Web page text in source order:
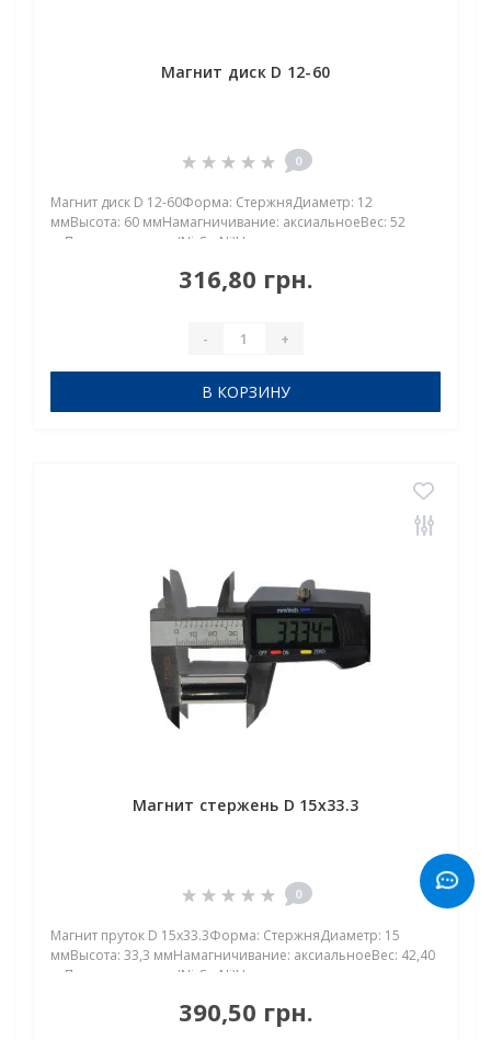
Магнит диск D 12-60
0
Магнит диск D 12-60Форма: СтержняДиаметр: 12
ммВысота: 60 ммНамагничивание: аксиальноеВес: 52
грПокрыт. никель.: (Ni-Cu-Ni)Намагничивание:
до 80°CНеодимовый магнит диск D 12×60 мм —
316,80 грн.
- +
В КОРЗИНУ
Магнит стержень D 15х33.3
0
Магнит пруток D 15х33.3Форма: СтержняДиаметр: 15
ммВысота: 33,3 ммНамагничивание: аксиальноеВес: 42,40
грПокрыт. никель.: (Ni-Cu-Ni)Намагничивание:
использования: до 80°CМагнит пруток D 15х33,3: сила в
390,50 грн.